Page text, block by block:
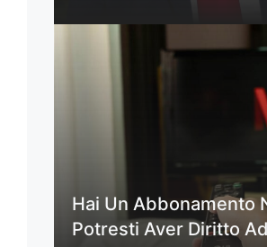
Hai Un Abbonamento
Potresti Aver Diritto